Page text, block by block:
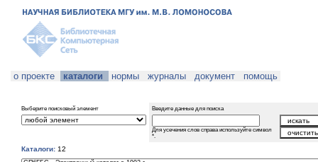
о проекте каталоги нормы журналы документ помощь
Выберите поисковый элемент Введите данные для поиска
Для усечения слов справа используйте символ
*.
Каталоги: 12